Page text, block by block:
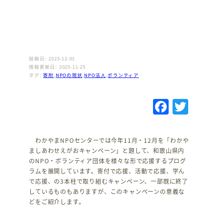
投稿日: 2025-12-03
情報更新日: 2025-11-25
タグ:寄附 NPOの現状 NPO法人 ,ボランティア
F
a
c
e
b
o
o
T
it
わかやまNPOセンターでは今年11月・12月を「わかや
ましあわせえがおキャンペーン」と題して、和歌山県内
のNPO・ボランティア団体を様々な形で応援するプログ
ラムを展開しています。寄付で応援、活動で応援、学ん
で応援、の3本柱で取り組むキャンペーン、一部既に終了
しているものもありますが、このキャンペーンの意義な
どをご紹介します。